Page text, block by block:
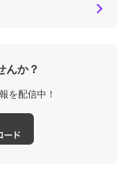
んか？
を配信中！